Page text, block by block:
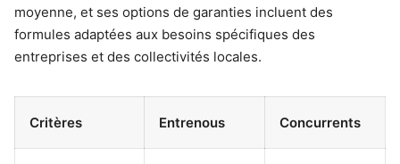
moyenne, et ses options de garanties incluent des
formules adaptées aux besoins spécifiques des
entreprises et des collectivités locales.
Critères Entrenous Concurrents